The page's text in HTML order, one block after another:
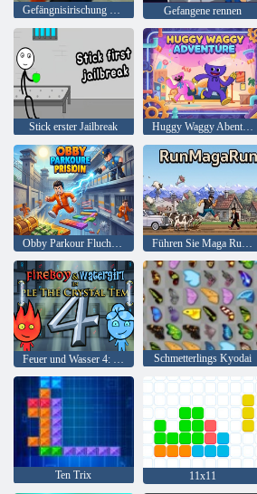
Gefängnisirischung 2020 Gefangene rennen
Stick erster Jailbreak Huggy Waggy Abenteuer
Feuer und Wasser 4: Kristalltempel Schmetterlings Kyodai
Ten Trix 11x11